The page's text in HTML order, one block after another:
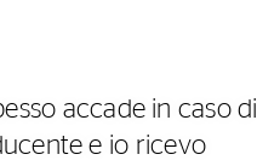
accade in caso di
e io ricevo